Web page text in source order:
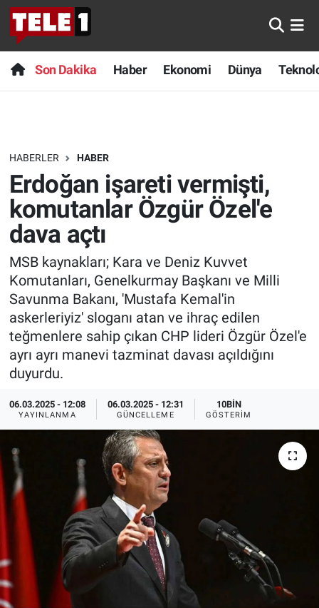
Son Dakika Haber Ekonomi Dünya
HABERLER HABER
Erdoğan işareti vermişti,
komutanlar Özgür Özel'e
dava açtı
MSB kaynakları; Kara ve Deniz Kuvvet
Komutanları, Genelkurmay Başkanı ve Milli
Savunma Bakanı, 'Mustafa Kemal'in
askerleriyiz' sloganı atan ve ihraç edilen
teğmenlere sahip çıkan CHP lideri Özgür Özel'e
ayrı ayrı manevi tazminat davası açıldığını
duyurdu.
06.03.2025 - 12:08
YAYINLANMA
06.03.2025 - 12:31
GÜNCELLEME
10BIN
GÖSTERIM
Anında Manşet
Başka Sohbetler
Bilim turu
Bilim ve Teknoloji Evreni
Doğa Konuşuyor
Dünya
Ege Saati
Ege'den Esintiler
Eğitim
Eğlence
Forum
Gerçeğin İzinde
Gün Başlıyor
Gün Bitiyor
Son Dakika
Haber
Dünya
Teknoloji
Sağlık
Spor
Yayın Akışı
İletişim
Nöbetçi Eczaneler
Hava Durumu
Trafik Durumu
Süper Lig Puan Durumu ve Fikstür
Tüm Manşetler
Son Dakika Haberleri
Haber Arşivi